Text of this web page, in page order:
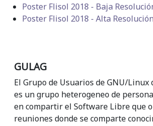
Poster Flisol 2018 - Baja
Poster Flisol 2018 - Alta Resolución
GULAG
El Grupo de Usuarios de GNU/Linux
es un grupo heterogeneo de
en compartir el Software Libre que
reuniones donde se comparte